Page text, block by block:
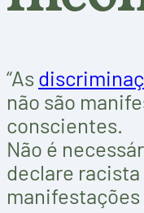
“As
não são
conscientes.
Não é
declare